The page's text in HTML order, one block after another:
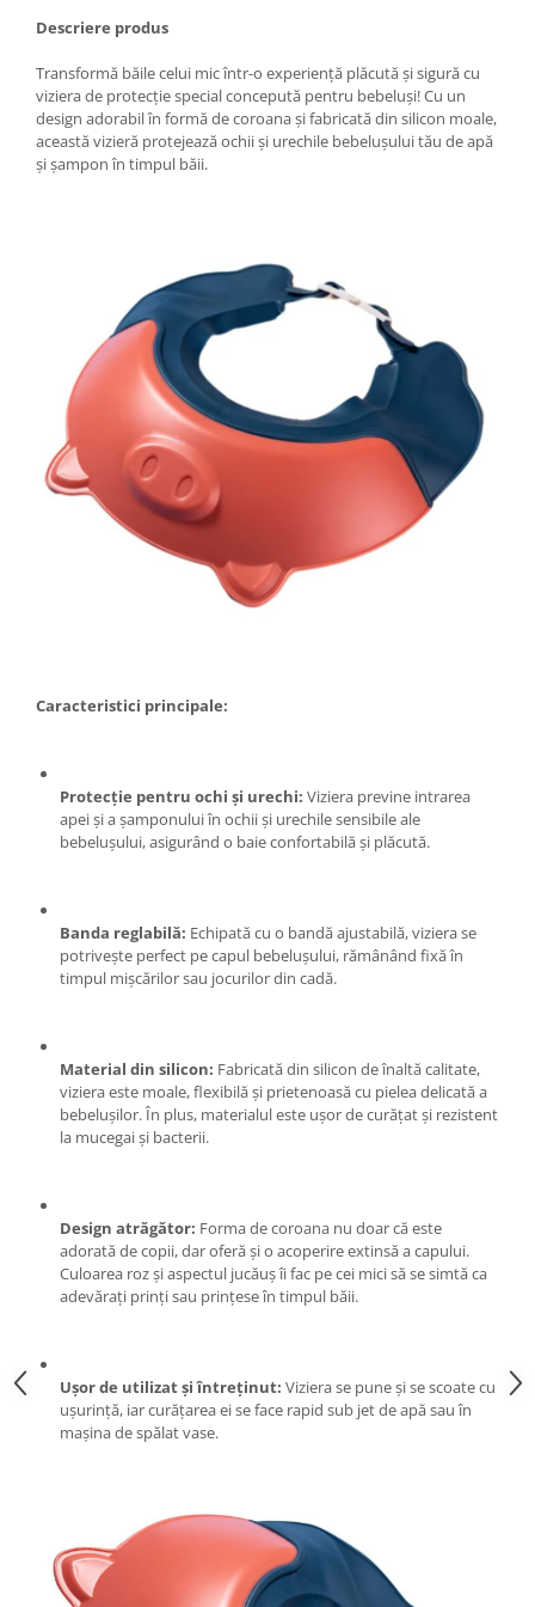
Granulatoare
Mori pentru fructe si legume
Mori pentru furaje
Mori pentru furaje si resturi
vegetale
Tocatoare furaje
Consumabile si acesorii tocatoare
Tocatoare crengi
Motocoase, Trimmere si Masini de
tuns gazon
Motocositori cu motoare 2T
Trimmere electrice
Masini de tuns gazon pe benzina
Tractoraș de tuns gazonul
Aparate de tuns animale
Tarcuri animale
Semanatori
Masini batut stalpi si accesorii
Casute gradina si cutii depozitare
Mobilier gradina
Lopeti zapada
Zdrobitoare si teascuri
Teascuri
Zdrobitoare manuale
Masini de cusut si accesorii
Articole antidaunatori gradina
Suflante si aspiratoare exterior
Unelte altoit
Unelte manuale de gradina -
Folie si plase pt plante
Masini de maturat manuale
Masini batut stalpi
Descriere produs
Transformă băile celui mic într-o experiență plăcută și sigură cu
viziera de protecție special concepută pentru bebeluși! Cu un
design adorabil în formă de coroana și fabricată din silicon moale,
această vizieră protejează ochii și urechile bebelușului tău de apă
și șampon în timpul băii.
Caracteristici principale:
Protecție pentru ochi și urechi: Viziera previne intrarea
apei și a șamponului în ochii și urechile sensibile ale
bebelușului, asigurând o baie confortabilă și plăcută.
Banda reglabilă: Echipată cu o bandă ajustabilă, viziera se
potrivește perfect pe capul bebelușului, rămânând fixă în
timpul mișcărilor sau jocurilor din cadă.
Material din silicon: Fabricată din silicon de înaltă calitate,
viziera este moale, flexibilă și prietenoasă cu pielea delicată a
bebelușilor. În plus, materialul este ușor de curățat și rezistent
la mucegai și bacterii.
Design atrăgător: Forma de coroana nu doar că este
adorată de copii, dar oferă și o acoperire extinsă a capului.
Culoarea roz și aspectul jucăuș îi fac pe cei mici să se simtă ca
adevărați prinți sau prințese în timpul băii.
Ușor de utilizat și întreținut: Viziera se pune și se scoate cu
ușurință, iar curățarea ei se face rapid sub jet de apă sau în
mașina de spălat vase.